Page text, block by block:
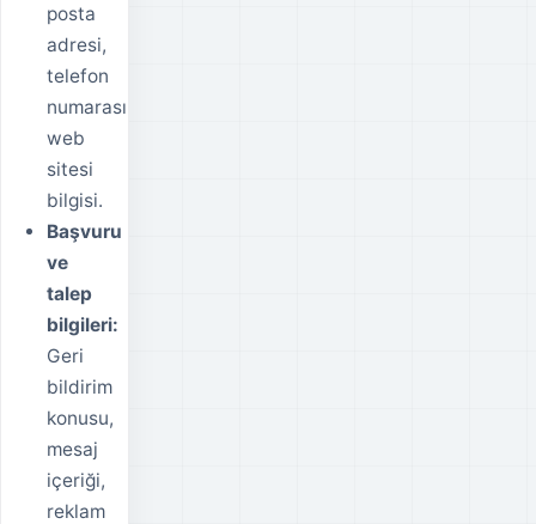
posta
adresi,
telefon
numarası,
web
sitesi
bilgisi.
Başvuru
ve
talep
bilgileri:
Geri
bildirim
konusu,
mesaj
içeriği,
reklam